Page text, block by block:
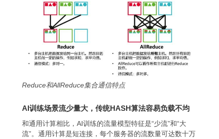
Reduce和AllReduce集合通信特点
AI训练场景流少量大，传统HASH算法容易负载不均
和通用计算相比，AI训练的流量模型特征是“少流”和“大
流”。通用计算是短连接，每个服务器的流数量可达数十万